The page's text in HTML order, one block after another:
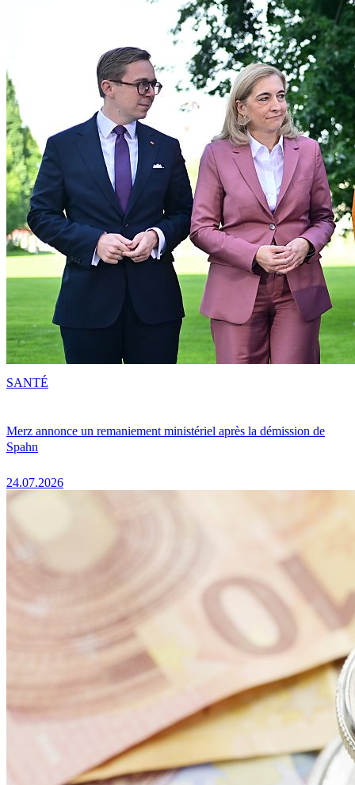
Merz annonce un remaniement ministériel après la démission de
Spahn
24.07.2026
SANTÉ